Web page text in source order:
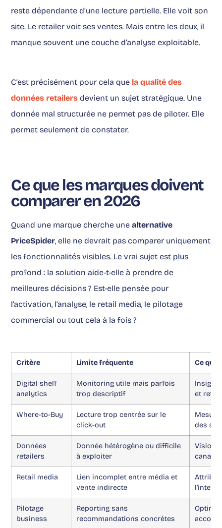
reste dépendante d’une lecture partielle. Elle voit son
site. Le retailer voit ses ventes. Mais entre les deux, il
manque souvent une couche d’analyse exploitable.
C’est précisément pour cela que la qualité des
données retailers devient un sujet stratégique. Une
donnée mal structurée ne permet pas de piloter. Elle
permet seulement de constater.
Ce que les marques doivent
comparer en 2026
Quand une marque cherche unealternative
PriceSpider, elle ne devrait pas comparer uniquement
les fonctionnalités visibles. Le vrai sujet est plus
profond : la solution aide-t-elle à prendre de
meilleures décisions ? Est-elle pensée pour
l’activation, l’analyse, le retail media, le pilotage
commercial ou tout cela à la fois ?
Critère Limite fréquente Ce
Digital shelf
analytics
Monitoring utile mais parfois
trop descriptif
et retail
Where-to-Buy
Lecture trop centrée sur le
click-out
des
Données
retailers
Donnée hétérogène ou difficile
à exploiter
Vision
canal
Retail media
Lien incomplet entre média et
vente indirecte
Pilotage
business
Reporting sans
recommandations concrètes